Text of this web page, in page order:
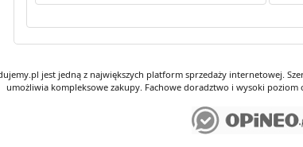
jest jedną z największych platform sprzedaży internetowej.
umożliwia kompleksowe zakupy. Fachowe doradztwo i wysoki